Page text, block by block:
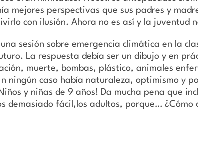
mejores perspectivas que sus padres y
con ilusión. Ahora no es así y la juventud
una sesión sobre emergencia climática en la
La respuesta debía ser un dibujo y en
muerte, bombas, plástico, animales
ningún caso había naturaleza, optimismo y
y niñas de 9 años! Da mucha pena que
demasiado fácil,los adultos, porque…